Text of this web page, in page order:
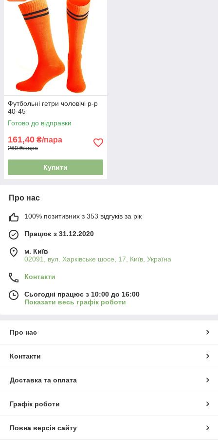
Футбольні гетри чоловічі р-р
40-45
Готово до відправки
161,40 ₴/пара
269 ₴/пара
Купити
Про нас
100% позитивних з 353 відгуків за рік
Працює з 31.12.2020
м. Київ
02091, вул. Харківське шосе, 17, Київ, Україна
Контакти
Сьогодні працює з 10:00 до 16:00
Показати весь графік роботи
Про нас
Контакти
Доставка та оплата
Графік роботи
Повна версія сайту